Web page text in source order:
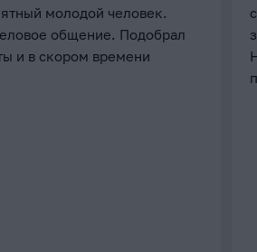
молодой человек.
общение. Подобрал
и в скором времени